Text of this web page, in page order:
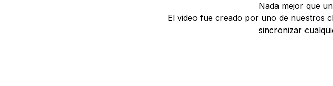
Nada mejor que
El video fue creado por uno de nuestros
sincronizar